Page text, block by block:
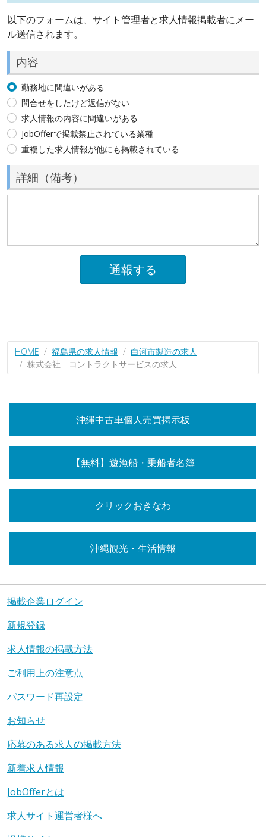
以下のフォームは、サイト管理者と求人情報掲載者にメー
ル送信されます。
内容
勤務地に間違いがある
問合せをしたけど返信がない
求人情報の内容に間違いがある
JobOfferで掲載禁止されている業種
重複した求人情報が他にも掲載されている
詳細（備考）
通報する
HOME 福島県の求人情報
白河市製造の求人
株式会社 コントラクトサービスの求人
沖縄中古車個人売買掲示板
【無料】遊漁船・乗船者名簿
クリックおきなわ
沖縄観光・生活情報
掲載企業ログイン
新規登録
求人情報の掲載方法
ご利用上の注意点
パスワード再設定
お知らせ
応募のある求人の掲載方法
新着求人情報
JobOfferとは
求人サイト運営者様へ